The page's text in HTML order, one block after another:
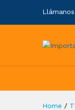
Llámanos
Home /